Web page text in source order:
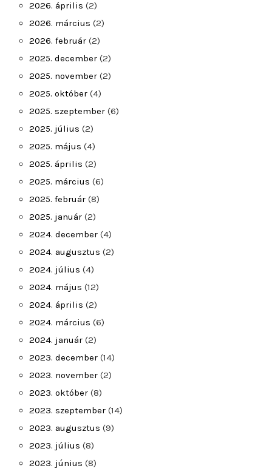
2026. április (2)
2026. március (2)
2026. február (2)
2025. december (2)
2025. november (2)
2025. október (4)
2025. szeptember (6)
2025. július (2)
2025. május (4)
2025. április (2)
2025. március (6)
2025. február (8)
2025. január (2)
2024. december (4)
2024. augusztus (2)
2024. július (4)
2024. május (12)
2024. április (2)
2024. március (6)
2024. január (2)
2023. december (14)
2023. november (2)
2023. október (8)
2023. szeptember (14)
2023. augusztus (9)
2023. július (8)
2023. június (8)